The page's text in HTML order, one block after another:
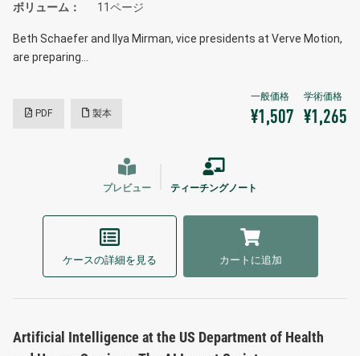
ボリューム 11ページ
Beth Schaefer and Ilya Mirman, vice presidents at Verve Motion,
are preparing…
PDF 製本 ¥1,507 ¥1,265
プレビュー ティーチングノート
ケースの詳細を見る カートに追加
Artificial Intelligence at the US Department of Health